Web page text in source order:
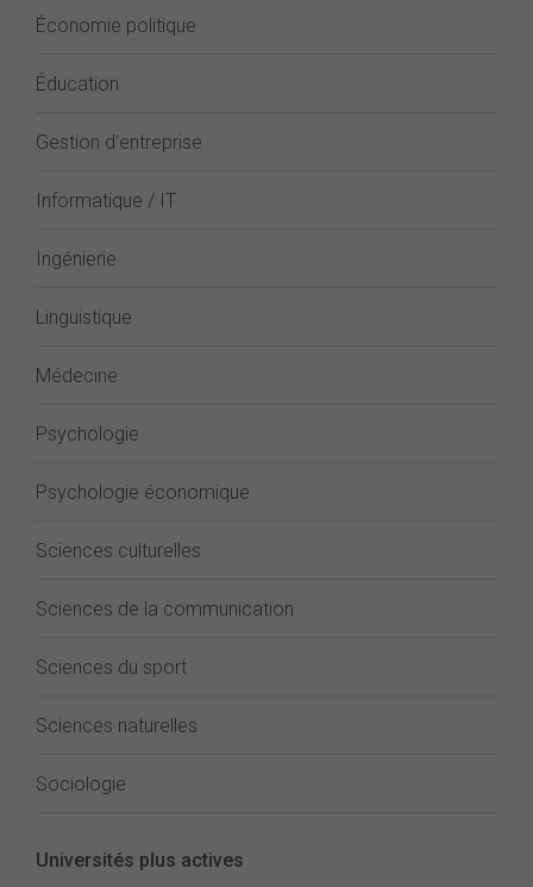
Économie politique
Éducation
Gestion d'entreprise
Informatique / IT
Ingénierie
Linguistique
Médecine
Psychologie
Psychologie économique
Sciences culturelles
Sciences de la communication
Sciences du sport
Sciences naturelles
Sociologie
Universités plus actives